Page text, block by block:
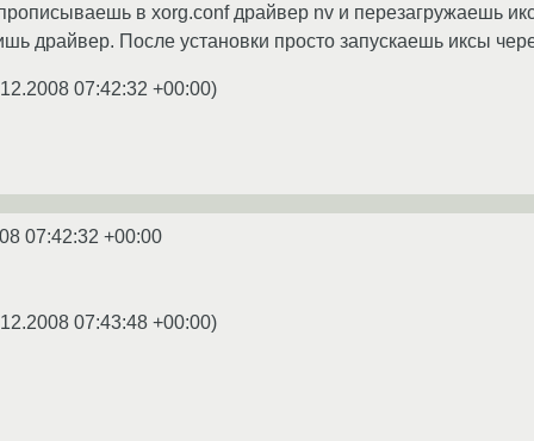
в xorg.conf драйвер nv и перезагружаешь
драйвер. После установки просто запускаешь иксы
07:42:32 +00:00)
07:42:32 +00:00
07:43:48 +00:00)